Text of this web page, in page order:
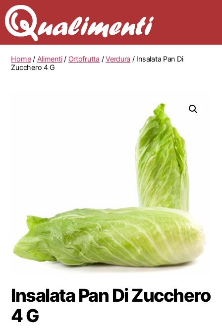
Home/ Alimenti/ Ortofrutta /Verdura / Insalata Pan Di
Zucchero 4 G
Insalata Pan Di Zucchero
4 G